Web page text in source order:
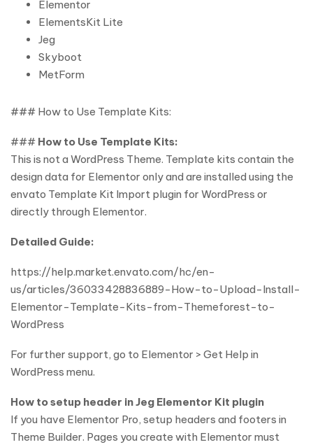
Elementor
ElementsKit Lite
Jeg
Skyboot
MetForm
### How to Use Template Kits:
### How to Use Template Kits:
This is not a WordPress Theme. Template kits contain the
design data for Elementor only and are installed using the
envato Template Kit Import plugin for WordPress or
directly through Elementor.
Detailed Guide:
https://help.market.envato.com/hc/en-
us/articles/36033428836889-How-to-Upload-Install-
Elementor-Template-Kits-from-Themeforest-to-
WordPress
For further support, go to Elementor > Get Help in
WordPress menu.
How to setup header in Jeg Elementor Kit plugin
If you have Elementor Pro, setup headers and footers in
Theme Builder. Pages you create with Elementor must